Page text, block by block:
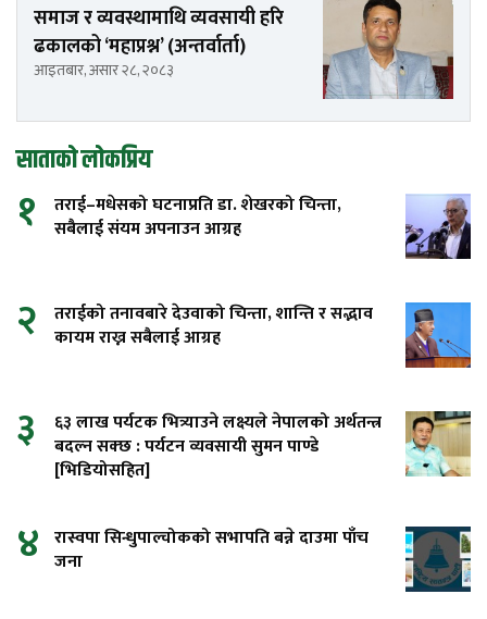
समाज र व्यवस्थामाथि व्यवसायी हरि
ढकालको ‘महाप्रश्न’ (अन्तर्वार्ता)
आइतबार, असार २८, २०८३
साताको लोकप्रिय
१
तराई–मधेसको घटनाप्रति डा. शेखरको चिन्ता,
सबैलाई संयम अपनाउन आग्रह
२
तराईको तनावबारे देउवाको चिन्ता, शान्ति र सद्भाव
कायम राख्न सबैलाई आग्रह
३
६३ लाख पर्यटक भित्र्याउने लक्ष्यले नेपालको अर्थतन्त्र
बदल्न सक्छ : पर्यटन व्यवसायी सुमन पाण्डे
[भिडियोसहित]
४ रास्वपा सिन्धुपाल्चोकको सभापति बन्ने दाउमा पाँच
जना